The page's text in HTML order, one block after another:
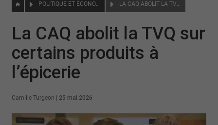
POLITIQUE ET ÉCONOMIE LA CAQ ABOLIT LA TVQ SUR CERTAINS PRODUITS À L’ÉPICERIE
La CAQ abolit la TVQ sur
certains produits à
l’épicerie
Camille Turgeon 25 mai 2026